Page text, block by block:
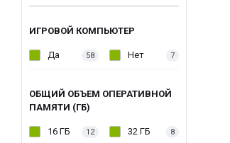
ИГРОВОЙ КОМПЬЮТЕР
Да 58 Нет 7
ОБЩИЙ ОБЪЕМ ОПЕРАТИВНОЙ
ПАМЯТИ (ГБ)
16 ГБ 12 32 ГБ 8